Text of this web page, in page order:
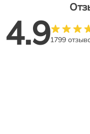
4.91799